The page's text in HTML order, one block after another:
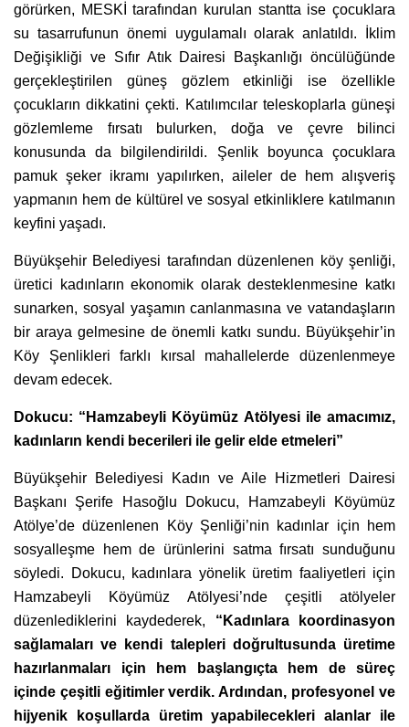
görürken, MESKİ tarafından kurulan stantta ise çocuklara
su tasarrufunun önemi uygulamalı olarak anlatıldı. İklim
Değişikliği ve Sıfır Atık Dairesi Başkanlığı öncülüğünde
gerçekleştirilen güneş gözlem etkinliği ise özellikle
çocukların dikkatini çekti. Katılımcılar teleskoplarla güneşi
gözlemleme fırsatı bulurken, doğa ve çevre bilinci
konusunda da bilgilendirildi. Şenlik boyunca çocuklara
pamuk şeker ikramı yapılırken, aileler de hem alışveriş
yapmanın hem de kültürel ve sosyal etkinliklere katılmanın
keyfini yaşadı.
Büyükşehir Belediyesi tarafından düzenlenen köy şenliği,
üretici kadınların ekonomik olarak desteklenmesine katkı
sunarken, sosyal yaşamın canlanmasına ve vatandaşların
bir araya gelmesine de önemli katkı sundu. Büyükşehir’in
Köy Şenlikleri farklı kırsal mahallelerde düzenlenmeye
devam edecek.
Dokucu: “Hamzabeyli Köyümüz Atölyesi ile amacımız,
kadınların kendi becerileri ile gelir elde etmeleri”
Büyükşehir Belediyesi Kadın ve Aile Hizmetleri Dairesi
Başkanı Şerife Hasoğlu Dokucu, Hamzabeyli Köyümüz
Atölye’de düzenlenen Köy Şenliği’nin kadınlar için hem
sosyalleşme hem de ürünlerini satma fırsatı sunduğunu
söyledi. Dokucu, kadınlara yönelik üretim faaliyetleri için
Hamzabeyli Köyümüz Atölyesi’nde çeşitli atölyeler
düzenlediklerini kaydederek, “Kadınlara koordinasyon
sağlamaları ve kendi talepleri doğrultusunda üretime
hazırlanmaları için hem başlangıçta hem de süreç
içinde çeşitli eğitimler verdik. Ardından, profesyonel ve
hijyenik koşullarda üretim yapabilecekleri alanlar ile